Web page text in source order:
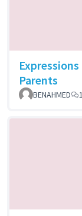
Parents
BENAHMED 1